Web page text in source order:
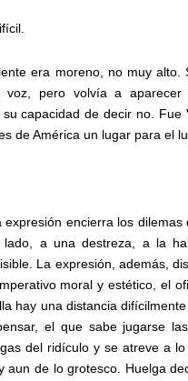
era moreno, no muy
pero volvía a
su capacidad de decir no.
de América un lugar para el
expresión encierra los
a una destreza, a la
La expresión, además,
moral y estético, el
hay una distancia
el que sabe jugarse
del ridículo y se atreve a
aun de lo grotesco. Huelga